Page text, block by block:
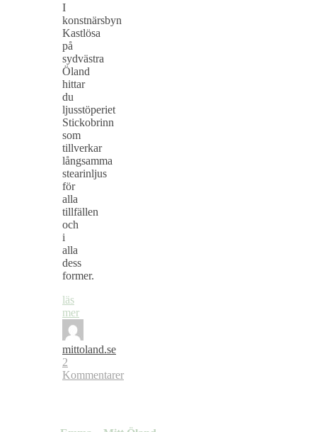
I
konstnärsbyn
Kastlösa
på
sydvästra
Öland
hittar
du
ljusstöperiet
Stickobrinn
som
tillverkar
långsamma
stearinljus
för
alla
tillfällen
och
i
alla
dess
former.
läs
mer
mittoland.se
2
Kommentarer